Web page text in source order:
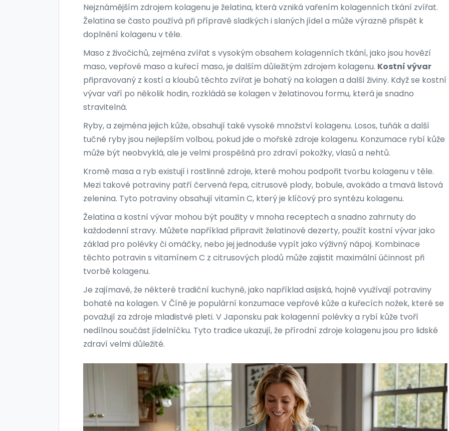
Nejznámějším zdrojem kolagenu je želatina, která vzniká vařením kolagenních tkání zvířat.
Želatina se často používá při přípravě sladkých i slaných jídel a může výrazně přispět k
doplnění kolagenu v těle.
Maso z živočichů, zejména zvířat s vysokým obsahem kolagenních tkání, jako jsou hovězí
maso, vepřové maso a kuřecí maso, je dalším důležitým zdrojem kolagenu. Kostní vývar
připravovaný z kostí a kloubů těchto zvířat je bohatý na kolagen a další živiny. Když se kostní
vývar vaří po několik hodin, rozkládá se kolagen v želatinovou formu, která je snadno
stravitelná.
Ryby, a zejména jejich kůže, obsahují také vysoké množství kolagenu. Losos, tuňák a další
tučné ryby jsou nejlepším volbou, pokud jde o mořské zdroje kolagenu. Konzumace rybí kůže
může být neobvyklá, ale je velmi prospěšná pro zdraví pokožky, vlasů a nehtů.
Kromě masa a ryb existují i rostlinné zdroje, které mohou podpořit tvorbu kolagenu v těle.
Mezi takové potraviny patří červená řepa, citrusové plody, bobule, avokádo a tmavá listová
zelenina. Tyto potraviny obsahují vitamín C, který je klíčový pro syntézu kolagenu.
Želatina a kostní vývar mohou být použity v mnoha receptech a snadno zahrnuty do
každodenní stravy. Můžete například připravit želatinové dezerty, použít kostní vývar jako
základ pro polévky či omáčky, nebo jej jednoduše vypít jako výživný nápoj. Kombinace
těchto potravin s vitamínem C z citrusových plodů může zajistit maximální účinnost při
tvorbě kolagenu.
Je zajímavé, že některé tradiční kuchyně, jako například asijská, hojně využívají potraviny
bohaté na kolagen. V Číně je populární konzumace vepřové kůže a kuřecích nožek, které se
považují za zdroje mladistvé pleti. V Japonsku pak kolagenní polévky a rybí kůže tvoří
nedílnou součást jídelníčku. Tyto tradice ukazují, že přírodní zdroje kolagenu jsou pro lidské
zdraví velmi důležité.